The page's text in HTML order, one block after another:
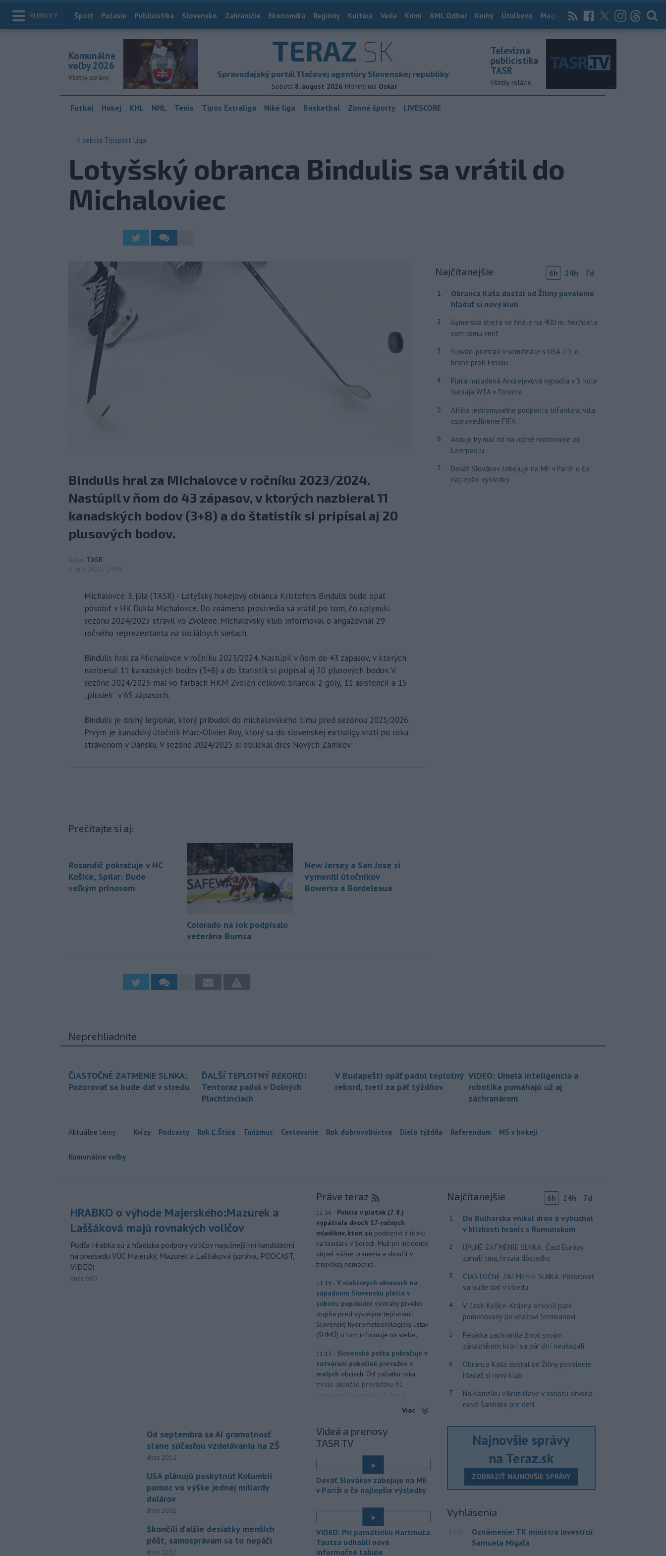
RUBRIKY Index
Šport Počasie Publicistika Slovensko Zahraničie Ekonomika Regióny Kultúra Veda Krimi XML Odber Knihy Útulkovo Magazín News Now Archív
TERAZ.SK
Spravodajský portál Tlačovej agentúry Slovenskej republiky
Sobota 8. august 2026 Meniny má Oskar
Komunálne
voľby 2026
Všetky správy
Televízna
publicistika
TASR
Všetky relácie
Futbal Hokej KHL NHL Tenis Tipos Extraliga Niké liga Basketbal Zimné športy LIVESCORE
< sekcia Tipsport Liga
Lotyšský obranca Bindulis sa vrátil do
Michaloviec
Bindulis hral za Michalovce v ročníku 2023/2024.
Nastúpil v ňom do 43 zápasov, v ktorých nazbieral 11
kanadských bodov (3+8) a do štatistík si pripísal aj 20
plusových bodov.
Autor TASR
3. júla 2025 14:49
Michalovce 3. júla (TASR) - Lotyšský hokejový obranca Kristofers Bindulis bude opäť
pôsobiť v HK Dukla Michalovce. Do známeho prostredia sa vrátil po tom, čo uplynulú
sezónu 2024/2025 strávil vo Zvolene. Michalovský klub informoval o angažovnaí 29-
ročného reprezentanta na sociálnych sieťach.
Bindulis hral za Michalovce v ročníku 2023/2024. Nastúpil v ňom do 43 zápasov, v ktorých
nazbieral 11 kanadských bodov (3+8) a do štatistík si pripísal aj 20 plusových bodov. V
sezóne 2024/2025 mal vo farbách HKM Zvolen celkovú bilanciu 2 góly, 11 asistencií a 15
„plusiek“ v 65 zápasoch.
Bindulis je druhý legionár, ktorý pribudol do michalovského tímu pred sezónou 2025/2026.
Prvým je kanadský útočník Marc-Olivier Roy, ktorý sa do slovenskej extraligy vráti po roku
strávenom v Dánsku. V sezóne 2024/2025 si obliekal dres Nových Zámkov.
Prečítajte si aj:
Rosandič pokračuje v HC
Košice, Spilar: Bude
veľkým prínosom
Colorado na rok podpísalo
veterána Burnsa
New Jersey a San Jose si
vymenili útočníkov
Bowersa a Bordeleaua
Najčítanejšie 6h 24h 7d
1
Obranca Kaša dostal od Žiliny povolenie
hľadať si nový klub
2
Gymerská štvrtá vo finále na 400 m: Nechcela
som tomu veriť
3
Slováci prehrali v semifinále s USA 2:5, o
bronz proti Fínsku
4
Piata nasadená Andrejevová vypadla v 3. kole
turnaja WTA v Toronte
5
Afrika jednomyseľne podporila Infantina, víta
ospravedlnenie FIFA
6
Araujo by mal ísť na ročné hosťovanie do
Liverpoolu
7
Deväť Slovákov zabojuje na ME v Paríži o čo
najlepšie výsledky
Neprehliadnite
ČIASTOČNÉ ZATMENIE SLNKA:
Pozorovať sa bude dať v stredu
ĎALŠÍ TEPLOTNÝ REKORD:
Tentoraz padol v Dolných
Plachtinciach
V Budapešti opäť padol teplotný
rekord, tretí za päť týždňov
VIDEO: Umelá inteligencia a
robotika pomáhajú už aj
záchranárom
Aktuálne témy: Kvízy Podcasty Rok Ľ.Štúra Turizmus Cestovanie Rok dobrovoľníctva Dielo týždňa Referendum MS v hokeji
Komunálne voľby
HRABKO o výhode Majerského:Mazurek a
Laššáková majú rovnakých voličov
Podľa Hrabka sú z hľadiska podpory voličov najsilnejšími kandidátmi
na predsedu VÚC Majerský, Mazurek a Laššáková (správa, PODCAST,
VIDEO)
dnes 6:00
Od septembra sa AI gramotnosť
stane súčasťou vzdelávania na ZŠ
dnes 10:53
USA plánujú poskytnúť Kolumbii
pomoc vo výške jednej miliardy
dolárov
dnes 10:02
Skončili ďalšie desiatky menších
pôšt, samosprávam sa to nepáči
dnes 11:17
Práve teraz
12:36 - Polícia v piatok (7. 8.)
vypátrala dvoch 17-ročných
mladíkov, ktorí sú podozriví z útoku
na taxikára v Seredi. Muž pri incidente
utrpel vážne zranenia a skončil v
trnavskej nemocnici.
11:19 - V niektorých okresoch na
západnom Slovensku platia v
sobotu popoludní výstrahy prvého
stupňa pred vysokými teplotami.
Slovenský hydrometeorologický ústav
(SHMÚ) o tom informuje na webe.
11:13 - Slovenská pošta pokračuje v
zatváraní pobočiek prevažne v
malých obciach. Od začiatku roka
trvalo ukončilo prevádzku 41
fungovali nad rámec poštovej licencie.
spozorovali päť tiel na mieste, kde
minulýrok zmizli piati horolezci,
uviedli v sobotu tamojšie orgány.
TASR o tom informuje podľa správy
agentúry Reuters.
10:47 - Senát Spojených štátov v
spravodlivosti. Blanche
bol poverený vedením tohto rezortu
od apríla, keď americký prezident
Donald Trump odvolal z funkcie Pam
Viac
Videá a prenosy
TASR TV
Deväť Slovákov zabojuje na ME
v Paríži o čo najlepšie výsledky
VIDEO: Pri pamätníku Hartmuta
Tautza odhalili nové
informačné tabule
Najčítanejšie 6h 24h 7d
1
Do Bulharska vnikol dron a vybuchol
v blízkosti hraníc s Rumunskom
2
ÚPLNÉ ZATMENIE SLNKA: Časť Európy
zahalí tma, hrozia dôsledky
3
ČIASTOČNÉ ZATMENIE SLNKA: Pozorovať
sa bude dať v stredu
4
V časti Košice-Krásna otvorili park
pomenovaný po kňazovi Semivanovi
5
Pekárka zachránila život svojim
zákazníkom, ktorí sa pár dní neukázali
6
Obranca Kaša dostal od Žiliny povolenie
hľadať si nový klub
7
Na Kamzíku v Bratislave v sobotu otvoria
nové Šantisko pre deti
Najnovšie správy
na Teraz.sk
ZOBRAZIŤ NAJNOVŠIE SPRÁVY
Vyhlásenia
17:32
Oznámenie: TK ministra investícií
Samuela Migaľa